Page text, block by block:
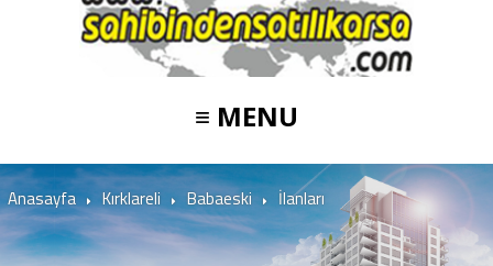
≡ MENU
Anasayfa Kırklareli Babaeski İlanları